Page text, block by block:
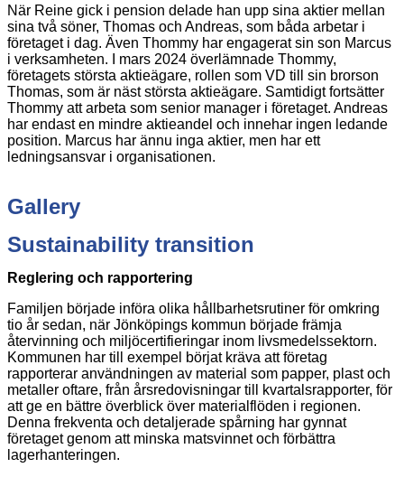
När Reine gick i pension delade han upp sina aktier mellan
sina två söner, Thomas och Andreas, som båda arbetar i
företaget i dag. Även Thommy har engagerat sin son Marcus
i verksamheten. I mars 2024 överlämnade Thommy,
företagets största aktieägare, rollen som VD till sin brorson
Thomas, som är näst största aktieägare. Samtidigt fortsätter
Thommy att arbeta som senior manager i företaget. Andreas
har endast en mindre aktieandel och innehar ingen ledande
position. Marcus har ännu inga aktier, men har ett
ledningsansvar i organisationen.
Gallery
Sustainability transition
Reglering och rapportering
Familjen började införa olika hållbarhetsrutiner för omkring
tio år sedan, när Jönköpings kommun började främja
återvinning och miljöcertifieringar inom livsmedelssektorn.
Kommunen har till exempel börjat kräva att företag
rapporterar användningen av material som papper, plast och
metaller oftare, från årsredovisningar till kvartalsrapporter, för
att ge en bättre överblick över materialflöden i regionen.
Denna frekventa och detaljerade spårning har gynnat
företaget genom att minska matsvinnet och förbättra
lagerhanteringen.